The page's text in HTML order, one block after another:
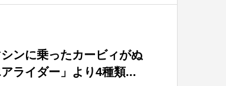
ンに乗ったカービィがぬ
ライダー」より4種類...